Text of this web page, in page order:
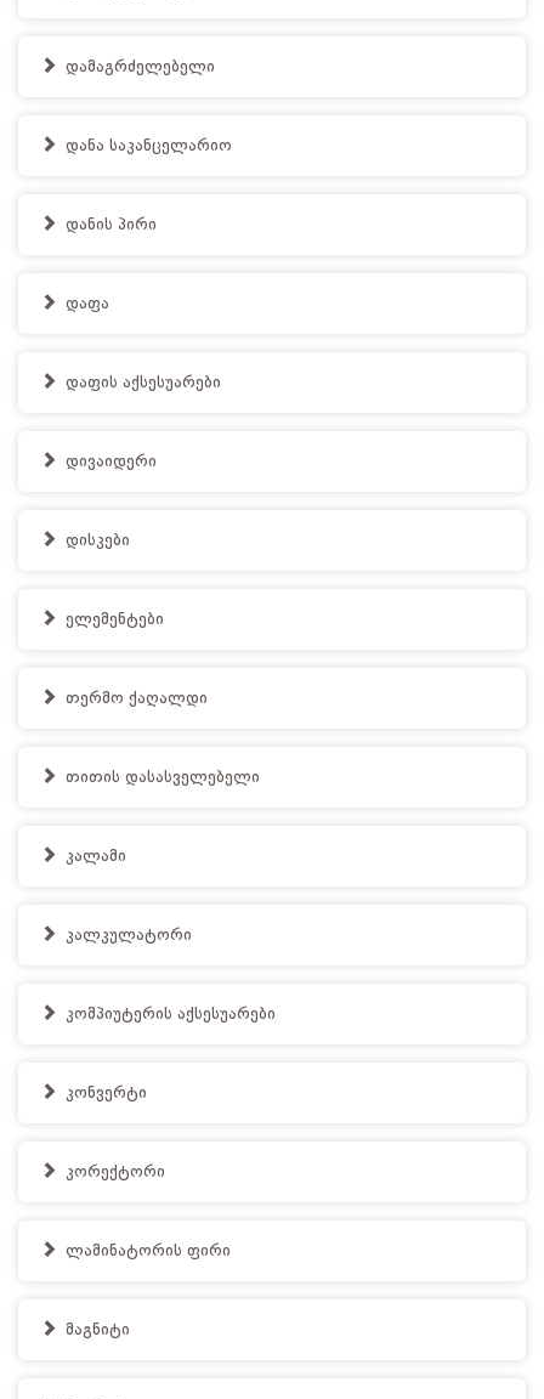
დამაგრძელებელი
დანა საკანცელარიო
დანის პირი
დაფა
დაფის აქსესუარები
დივაიდერი
დისკები
ელემენტები
თერმო ქაღალდი
თითის დასასველებელი
კალამი
კალკულატორი
კომპიუტერის აქსესუარები
კონვერტი
კორექტორი
ლამინატორის ფირი
მაგნიტი